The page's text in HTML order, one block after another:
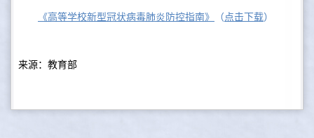
《高等学校新型冠状病毒肺炎防控指南》 （点击下载）
来源：教育部